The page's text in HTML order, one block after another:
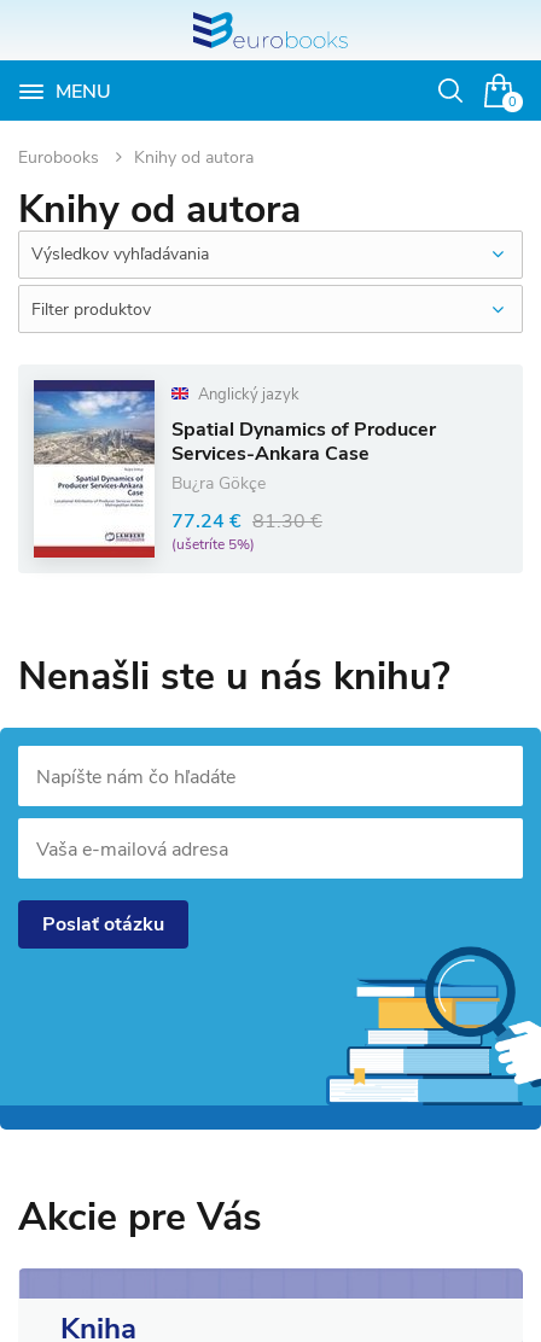
0
MENU
Otvoriť
Eurobooks Knihy od autora
Knihy od autora
Výsledkov vyhľadávania
Filter produktov
Anglický jazyk
Spatial Dynamics of Producer
Services-Ankara Case
Bu¿ra Gökçe
77.24 € 81.30 €
(ušetríte 5%)
Nenašli ste u nás knihu?
Napíšte nám čo hľadáte
Vaša e-mailová adresa
Poslať otázku
Akcie pre Vás
Kniha